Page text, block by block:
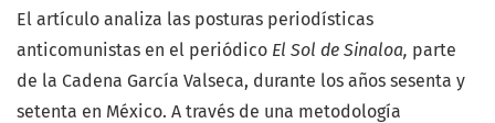
El artículo analiza las posturas periodísticas
anticomunistas en el periódico El Sol de Sinaloa, parte
de la Cadena García Valseca, durante los años sesenta y
setenta en México. A través de una metodología